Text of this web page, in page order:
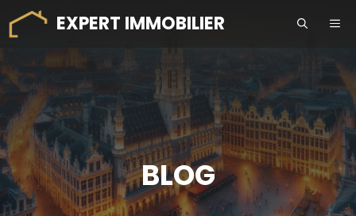
Aller
au
contenu
EXPERT IMMOBILIER
BLOG